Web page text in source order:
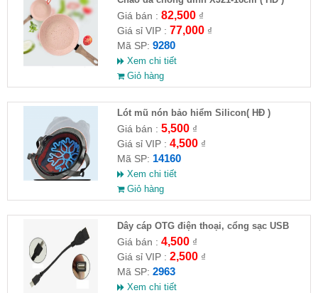
Giá bán : 82,500₫
Giá sỉ VIP : 77,000₫
Mã SP: 9280
Xem chi tiết
Giỏ hàng
Lót mũ nón bảo hiểm Silicon( HĐ )
Giá bán : 5,500₫
Giá sỉ VIP : 4,500₫
Mã SP: 14160
Xem chi tiết
Giỏ hàng
Dây cáp OTG điện thoại, cổng sạc USB
Giá bán : 4,500₫
Giá sỉ VIP : 2,500₫
Mã SP: 2963
Xem chi tiết